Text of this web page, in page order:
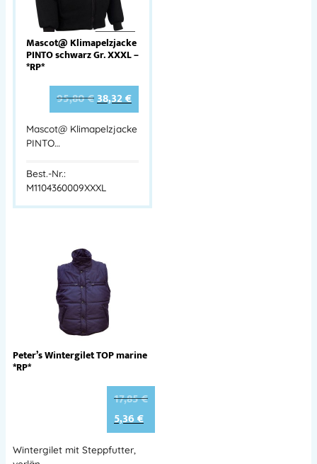
Mascot@ Klimapelzjacke
PINTO schwarz Gr. XXXL –
*RP*
95,80€38,32€
Mascot@ Klimapelzjacke
PINTO…
Best.-Nr.:
M1104360009XXXL
Peter’s Wintergilet TOP marine
*RP*
17,85€
5,36€
Wintergilet mit Steppfutter,